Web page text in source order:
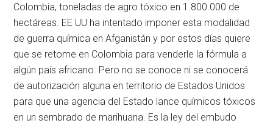
Colombia, toneladas de agro tóxico en 1.800.000 de
hectáreas. EE UU ha intentado imponer esta modalidad
de guerra química en Afganistán y por estos días quiere
que se retome en Colombia para venderle la fórmula a
algún país africano. Pero no se conoce ni se conocerá
de autorización alguna en territorio de Estados Unidos
para que una agencia del Estado lance químicos tóxicos
en un sembrado de marihuana. Es la ley del embudo